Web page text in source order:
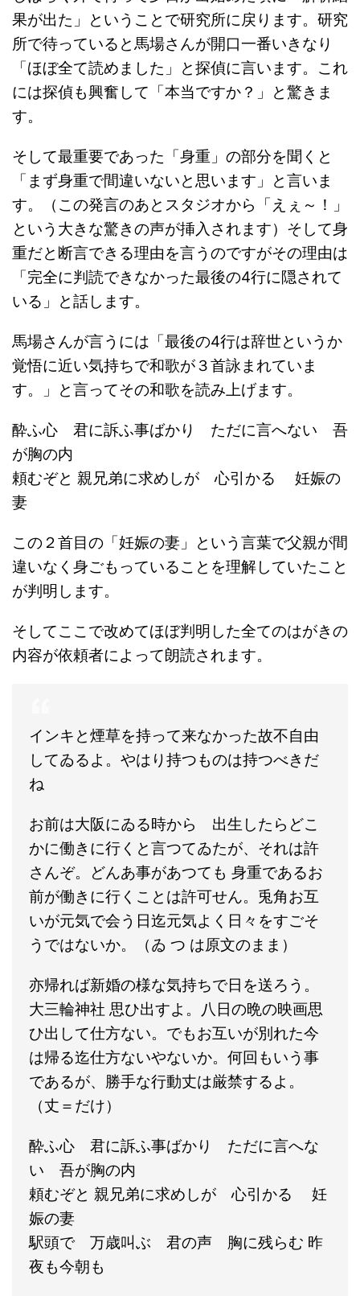
果が出た」ということで研究所に戻ります。研究
所で待っていると馬場さんが開口一番いきなり
「ほぼ全て読めました」と探偵に言います。これ
には探偵も興奮して「本当ですか？」と驚きま
す。
そして最重要であった「身重」の部分を聞くと
「まず身重で間違いないと思います」と言いま
す。（この発言のあとスタジオから「えぇ～！」
という大きな驚きの声が挿入されます）そして身
重だと断言できる理由を言うのですがその理由は
「完全に判読できなかった最後の4行に隠されて
いる」と話します。
馬場さんが言うには「最後の4行は辞世というか
覚悟に近い気持ちで和歌が３首詠まれていま
す。」と言ってその和歌を読み上げます。
酔ふ心 君に訴ふ事ばかり ただに言へない 吾
が胸の内
頼むぞと 親兄弟に求めしが 心引かるゝ 妊娠の
妻
この２首目の「妊娠の妻」という言葉で父親が間
違いなく身ごもっていることを理解していたこと
が判明します。
そしてここで改めてほぼ判明した全てのはがきの
内容が依頼者によって朗読されます。
インキと煙草を持って来なかった故不自由
してゐるよ。やはり持つものは持つべきだ
ね
お前は大阪にゐる時から 出生したらどこ
かに働きに行くと言つてゐたが、それは許
さんぞ。どんあ事があつても 身重であるお
前が働きに行くことは許可せん。兎角お互
いが元気で会う日迄元気よく日々をすごそ
うではないか。（ゐ つ は原文のまま）
亦帰れば新婚の様な気持ちで日を送ろう。
大三輪神社 思ひ出すよ。八日の晩の映画思
ひ出して仕方ない。でもお互いが別れた今
は帰る迄仕方ないやないか。何回もいう事
であるが、勝手な行動丈は厳禁するよ。
（丈＝だけ）
酔ふ心 君に訴ふ事ばかり ただに言へな
い 吾が胸の内
頼むぞと 親兄弟に求めしが 心引かるゝ 妊
娠の妻
駅頭で 万歳叫ぶ 君の声 胸に残らむ 昨
夜も今朝も